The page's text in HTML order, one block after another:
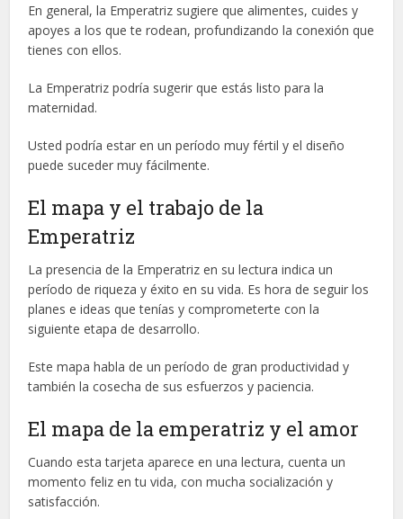
En general, la Emperatriz sugiere que alimentes, cuides y
apoyes a los que te rodean, profundizando la conexión que
tienes con ellos.
La Emperatriz podría sugerir que estás listo para la
maternidad.
Usted podría estar en un período muy fértil y el diseño
puede suceder muy fácilmente.
El mapa y el trabajo de la
Emperatriz
La presencia de la Emperatriz en su lectura indica un
período de riqueza y éxito en su vida. Es hora de seguir los
planes e ideas que tenías y comprometerte con la
siguiente etapa de desarrollo.
Este mapa habla de un período de gran productividad y
también la cosecha de sus esfuerzos y paciencia.
El mapa de la emperatriz y el amor
Cuando esta tarjeta aparece en una lectura, cuenta un
momento feliz en tu vida, con mucha socialización y
satisfacción.